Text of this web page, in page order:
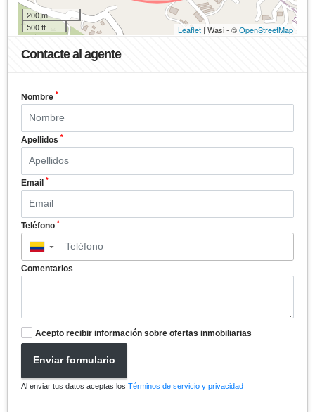
200 m
500 ft
Leaflet | Wasi - ©OpenStreetMap
Contacte al agente
Nombre *
Apellidos *
Email *
Teléfono *
▼
Comentarios
Acepto recibir información sobre ofertas inmobiliarias
Enviar formulario
Al enviar tus datos aceptas los Términos de servicio y privacidad